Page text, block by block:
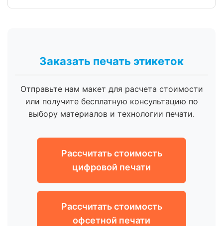
Заказать печать этикеток
Отправьте нам макет для расчета стоимости
или получите бесплатную консультацию по
выбору материалов и технологии печати.
Рассчитать стоимость
цифровой печати
Рассчитать стоимость
офсетной печати